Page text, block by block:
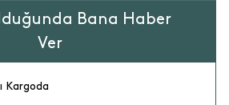
Bana Haber
Ver
Kargoda